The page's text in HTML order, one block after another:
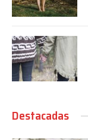
Destacadas